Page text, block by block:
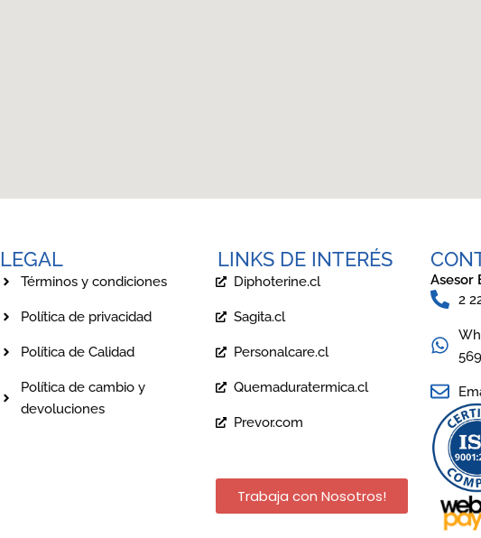
LEGAL
Términos y condiciones
Política de privacidad
Política de Calidad
Política de cambio y
devoluciones
LINKS DE INTERÉS
Diphoterine.cl
Sagita.cl
Personalcare.cl
Quemaduratermica.cl
Prevor.com
Trabaja con Nosotros!
Asesor
2